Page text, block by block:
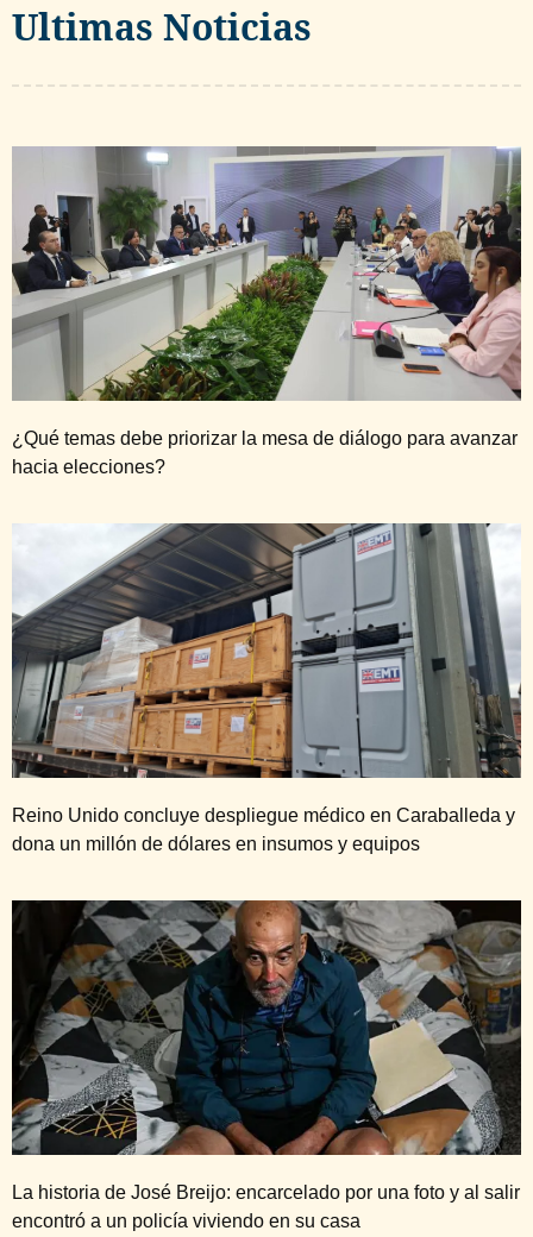
Ultimas Noticias
¿Qué temas debe priorizar la mesa de diálogo para avanzar
hacia elecciones?
Reino Unido concluye despliegue médico en Caraballeda y
dona un millón de dólares en insumos y equipos
La historia de José Breijo: encarcelado por una foto y al salir
encontró a un policía viviendo en su casa